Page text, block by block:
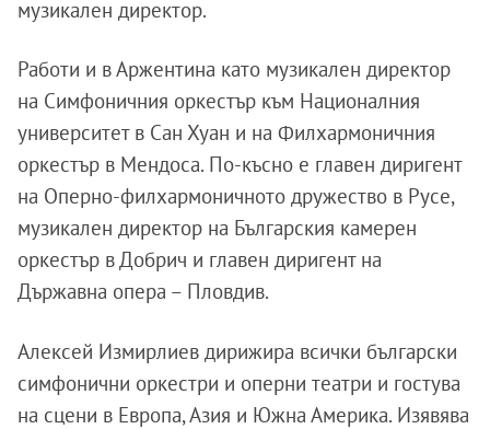
музикален директор.
Работи и в Аржентина като музикален директор
на Симфоничния оркестър към Националния
университет в Сан Хуан и на Филхармоничния
оркестър в Мендоса. По-късно е главен диригент
на Оперно-филхармоничното дружество в Русе,
музикален директор на Българския камерен
оркестър в Добрич и главен диригент на
Държавна опера – Пловдив.
Алексей Измирлиев дирижира всички български
симфонични оркестри и оперни театри и гостува
на сцени в Европа, Азия и Южна Америка. Изявява